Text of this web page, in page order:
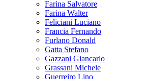
Farina Salvatore
Farina Walter
Feliciani Luciano
Francia Fernando
Furlano Donald
Gatta Stefano
Gazzani Giancarlo
Grassani Michele
Guerreiro Lino